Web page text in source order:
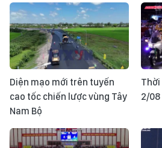
Diện mạo mới trên tuyến
cao tốc chiến lược vùng Tây
Nam Bộ
Thời
2/08